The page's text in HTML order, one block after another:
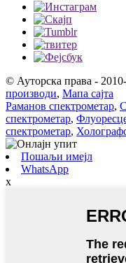
© Ауторска права -
производи, Мапа сајта
Раманов спектрометар,
спектрометар,
спектрометар,
Пошаљи имејл
WhatsApp
x